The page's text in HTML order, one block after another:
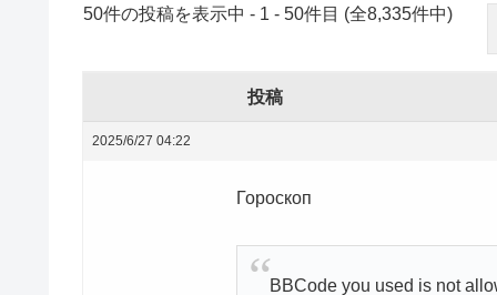
50件の投稿を表示中 - 1 - 50件目 (全8,335件中)
投稿
2025/6/27 04:22
Гороскоп
BBCode you used is not